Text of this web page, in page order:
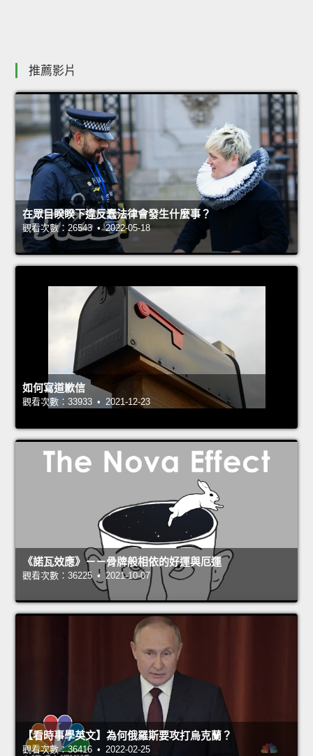
推薦影片
在眾目睽睽下違反蠢法律會發生什麼事？
觀看次數：26543 • 2022-05-18
如何寫道歉信
觀看次數：33933 • 2021-12-23
《諾瓦效應》－－骨牌般相依的好運與厄運
觀看次數：36225 • 2021-10-07
【看時事學英文】為何俄羅斯要攻打烏克蘭？
觀看次數：36416 • 2022-02-25